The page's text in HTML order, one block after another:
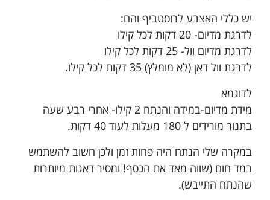
יש כללי האצבע לרוסטביף והם:
לדרגת מדיום- 20 דקות לכל קילו
לדרגת מדיום וול- 25 דקות לכל קילו
לדרגת וול דאן (לא מומלץ) 35 דקות לכל קילו.
לדוגמא
מידת מדיום-במידה והנתח 2 קילו- אחרי רבע שעה
בתנור מורידים ל 180 מעלות לעוד 40 דקות.
במקרה שלי הנתח היה פחות זמן ולכן חשוב להשתמש
במד חום (שווה מאד את הכסף! ומסיר דאגות מיותרות
שהנתח התייבש).